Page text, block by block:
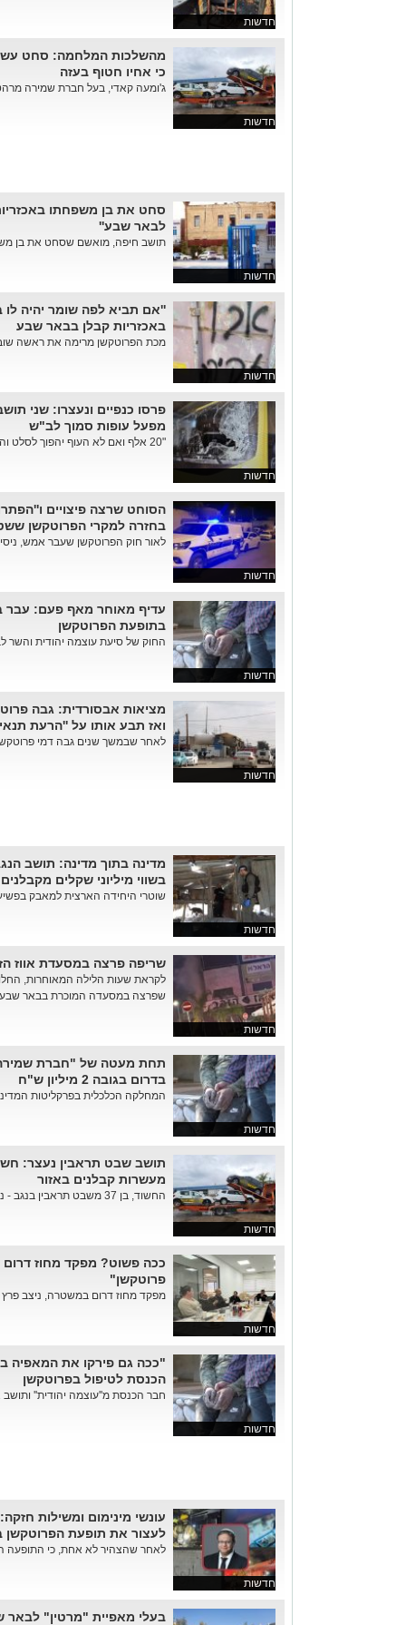
חדשות
חדשות
מהשלכות המלחמה: סחט
כי אחיו חטוף בעזה
ג'ומעה קאדי, בעל חברת שמירה
חדשות
סחט את בן משפחתו
לבאר שבע''
תושב חיפה, מואשם שסחט את בן
חדשות
''אם תביא לפה שומר יהיה לו
באכזריות קבלן בבאר שבע
מכת הפרוטקשן מרימה את ראשה
חדשות
פרסו כנפיים ונעצרו: שני
מפעל עופות סמוך לב"ש
"20 אלף ואם לא העוף יהפוך לסלט וההמשך יותר גרוע" - היחידה המר...
חדשות
הסוחט שרצה פיצויים
בחזרה למקרי הפרוטקשן
לאור חוק הפרוטקשן שעבר אמש,
חדשות
עדיף מאוחר מאף פעם: עבר
בתופעת הפרוטקשן
החוק של סיעת עוצמה יהודית והשר
חדשות
מציאות אבסורדית: גבה
ואז תבע אותו על ''הרעת
לאחר שבמשך שנים גבה דמי
חדשות
מדינה בתוך מדינה: תושב
בשווי מיליוני שקלים
שוטרי היחידה הארצית למאבק בפשיעה
חדשות
שריפה פרצה במסעדת אווז
לקראת שעות הלילה המאוחרות,
שפרצה במסעדה המוכרת בבאר
חדשות
תחת מעטה של "חברת
בדרום בגובה 2 מיליון ש"ח
המחלקה הכלכלית בפרקליטות
חדשות
תושב שבט תראבין נעצר:
מעשרות קבלנים באזור
החשוד, בן 37 משבט תראבין בנגב - נעצר בעקבות חקירה נרחבת של שו...
חדשות
ככה פשוט? מפקד מחוז
פרוטקשן"
מפקד מחוז דרום במשטרה, ניצב
חדשות
"ככה גם פירקו את המאפיה
הכנסת לטיפול בפרוטקשן
חבר הכנסת מ''עוצמה יהודית'' ותושב
חדשות
עונשי מינימום ומשילות
לעצור את תופעת הפרוטקשן
לאחר שהצהיר לא אחת, כי התופעה
בעלי מאפיית "מרטין" לבאר